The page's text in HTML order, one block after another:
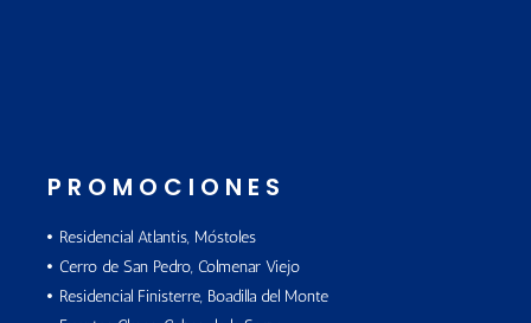
PROMOCIONES
Residencial Atlantis, Móstoles
Cerro de San Pedro, Colmenar Viejo
Residencial Finisterre, Boadilla del Monte